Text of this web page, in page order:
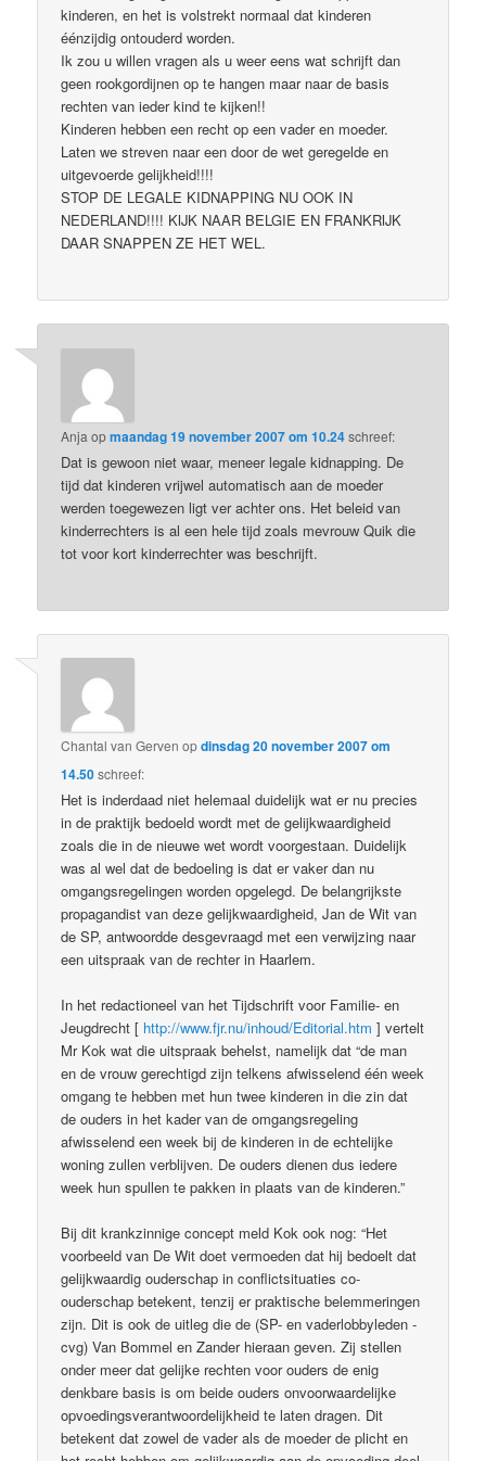
kinderen, en het is volstrekt normaal dat kinderen
éénzijdig ontouderd worden.
Ik zou u willen vragen als u weer eens wat schrijft dan
geen rookgordijnen op te hangen maar naar de basis
rechten van ieder kind te kijken!!
Kinderen hebben een recht op een vader en moeder.
Laten we streven naar een door de wet geregelde en
uitgevoerde gelijkheid!!!!
STOP DE LEGALE KIDNAPPING NU OOK IN
NEDERLAND!!!! KIJK NAAR BELGIE EN FRANKRIJK
DAAR SNAPPEN ZE HET WEL.
Anja opmaandag 19 november 2007 om 10.24schreef:
Dat is gewoon niet waar, meneer legale kidnapping. De
tijd dat kinderen vrijwel automatisch aan de moeder
werden toegewezen ligt ver achter ons. Het beleid van
kinderrechters is al een hele tijd zoals mevrouw Quik die
tot voor kort kinderrechter was beschrijft.
Chantal van Gerven opdinsdag 20 november 2007 om
14.50schreef:
Het is inderdaad niet helemaal duidelijk wat er nu precies
in de praktijk bedoeld wordt met de gelijkwaardigheid
zoals die in de nieuwe wet wordt voorgestaan. Duidelijk
was al wel dat de bedoeling is dat er vaker dan nu
omgangsregelingen worden opgelegd. De belangrijkste
propagandist van deze gelijkwaardigheid, Jan de Wit van
de SP, antwoordde desgevraagd met een verwijzing naar
een uitspraak van de rechter in Haarlem.
In het redactioneel van het Tijdschrift voor Familie- en
Jeugdrecht [ http://www.fjr.nu/inhoud/Editorial.htm ] vertelt
Mr Kok wat die uitspraak behelst, namelijk dat “de man
en de vrouw gerechtigd zijn telkens afwisselend één week
omgang te hebben met hun twee kinderen in die zin dat
de ouders in het kader van de omgangsregeling
afwisselend een week bij de kinderen in de echtelijke
woning zullen verblijven. De ouders dienen dus iedere
week hun spullen te pakken in plaats van de kinderen.”
Bij dit krankzinnige concept meld Kok ook nog: “Het
voorbeeld van De Wit doet vermoeden dat hij bedoelt dat
gelijkwaardig ouderschap in conflictsituaties co-
ouderschap betekent, tenzij er praktische belemmeringen
zijn. Dit is ook de uitleg die de (SP- en vaderlobbyleden -
cvg) Van Bommel en Zander hieraan geven. Zij stellen
onder meer dat gelijke rechten voor ouders de enig
denkbare basis is om beide ouders onvoorwaardelijke
opvoedingsverantwoordelijkheid te laten dragen. Dit
betekent dat zowel de vader als de moeder de plicht en